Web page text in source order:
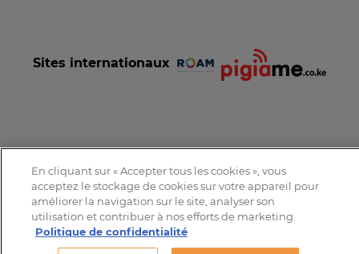
Sites internationaux
Tous droits réservés © 2016-2026 Expat-Dakar
En cliquant sur « Accepter tous les cookies », vous
acceptez le stockage de cookies sur votre appareil pour
améliorer la navigation sur le site, analyser son
utilisation et contribuer à nos efforts de marketing.
Politique de confidentialité